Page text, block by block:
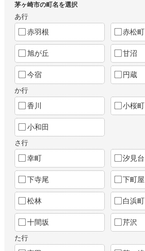
茅ヶ崎市の町名を選択
あ行
赤羽根 赤松町
旭が丘 甘沼
今宿 円蔵
か行
香川 小桜町
小和田
さ行
幸町 汐見台
下寺尾 下町屋
松林 白浜町
十間坂 芹沢
た行